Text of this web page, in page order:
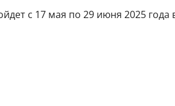
с 17 мая по 29 июня 2025 года